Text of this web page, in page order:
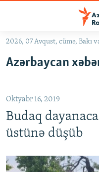
Əsas
qayıt
qayıt
Axtarışa
#ƏSLINDƏ
FƏRQƏ BAX
QANUNI DOĞRU
ARAŞDIRMA
2026, 07 Avqust, cümə, Bakı
Azərbaycan
Oktyabr 16, 2019
Budaq
üstünə düşüb